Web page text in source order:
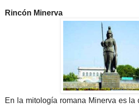
Rincón Minerva
En la mitología romana Minerva es la